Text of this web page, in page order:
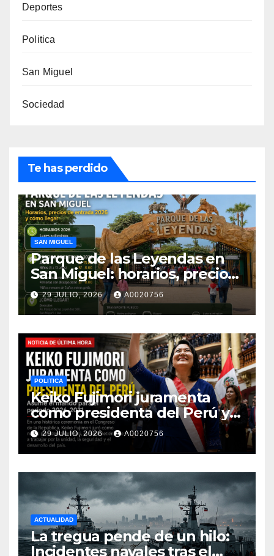
Deportes
Politica
San Miguel
Sociedad
Te has perdido
SAN MIGUEL
Parque de las Leyendas en
San Miguel: horarios, precios
de entrada 2026 y cómo
llegar
29 JULIO, 2026 A0020756
POLITICA
Keiko Fujimori juramenta
como presidenta del Perú y
asume el mando para el
periodo 2026-2031
29 JULIO, 2026 A0020756
ACTUALIDAD
La tregua pende de un hilo:
Incidentes navales tras el